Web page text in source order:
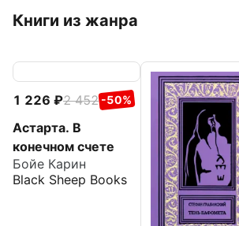
Книги из жанра
1 226 2 452 -50%
Астарта. В
конечном счете
Бойе Карин
Black Sheep Books